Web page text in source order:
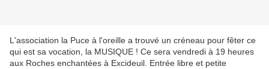
L'association la Puce à l'oreille a trouvé un créneau pour fêter ce
qui est sa vocation, la MUSIQUE ! Ce sera vendredi à 19 heures
aux Roches enchantées à Excideuil. Entrée libre et petite